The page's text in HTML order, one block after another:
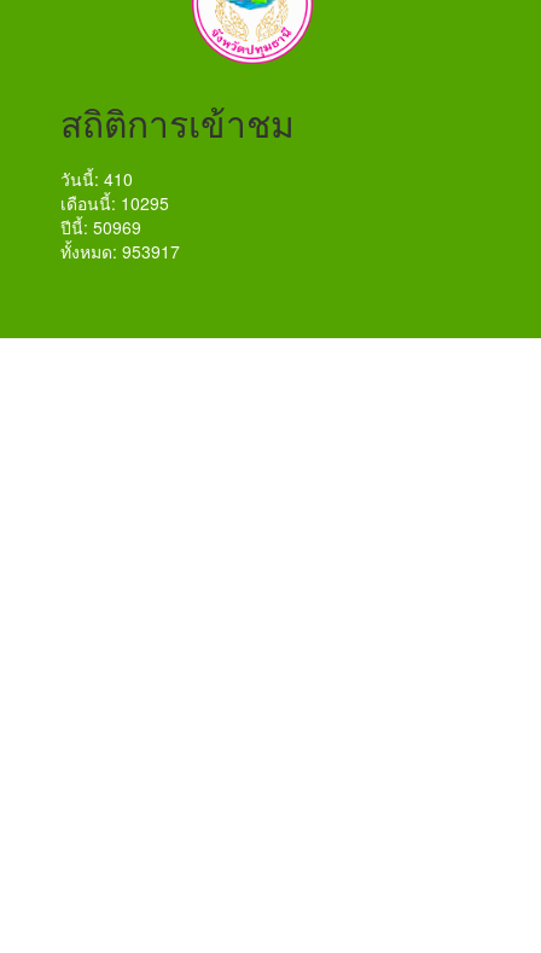
สถิติการเข้าชม
วันนี้: 410
เดือนนี้: 10295
ปีนี้: 50969
ทั้งหมด: 953917